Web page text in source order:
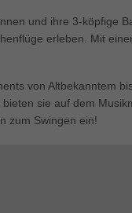
und ihre 3-köpfige
erleben. Mit
von Altbekanntem
sie auf dem
zum Swingen ein!
grundlegende
erforderlich.
von Drittanbietern oder